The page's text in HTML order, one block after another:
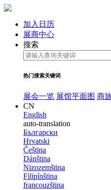
加入日历
展商中心
搜索
热门搜索关键词
展会一览 展馆平面图 商
CN
English
auto-translation
Български
Hrvatski
Čeština
Dánština
Nizozemština
Filipínština
francouzština